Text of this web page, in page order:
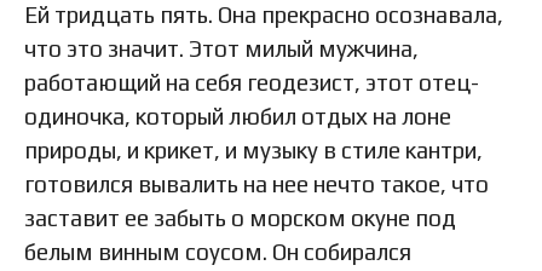
Ей тридцать пять. Она прекрасно осознавала,
что это значит. Этот милый мужчина,
работающий на себя геодезист, этот отец-
одиночка, который любил отдых на лоне
природы, и крикет, и музыку в стиле кантри,
готовился вывалить на нее нечто такое, что
заставит ее забыть о морском окуне под
белым винным соусом. Он собирался